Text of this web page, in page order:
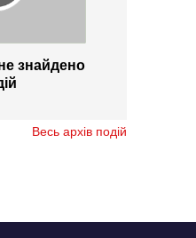
знайдено
Весь архів подій